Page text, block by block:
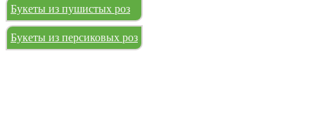
Букеты из пушистых роз
Букеты из персиковых роз